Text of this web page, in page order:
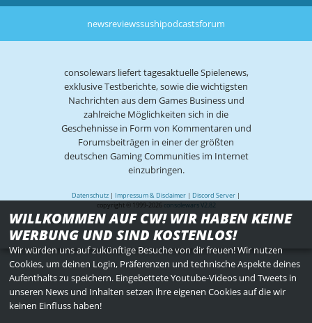
newsreviewssushipodcastsforum
consolewars liefert tagesaktuelle Spielenews,
exklusive Testberichte, sowie die wichtigsten
Nachrichten aus dem Games Business und
zahlreiche Möglichkeiten sich in die
Geschehnisse in Form von Kommentaren und
Forumsbeiträgen in einer der größten
deutschen Gaming Communities im Internet
einzubringen.
Datenschutz | Impressum & Disclaimer | Discord Server |
copyright © 1999-2026 consolewars V2.82
WILLKOMMEN AUF CW! WIR HABEN KEINE
WERBUNG UND SIND KOSTENLOS!
Wir würden uns auf zukünftige Besuche von dir freuen! Wir nutzen
Cookies, um deinen Login, Präferenzen und technische Aspekte deines
Aufenthalts zu speichern. Eingebettete Youtube-Videos und Tweets in
unseren News und Inhalten setzen ihre eigenen Cookies auf die wir
keinen Einfluss haben!